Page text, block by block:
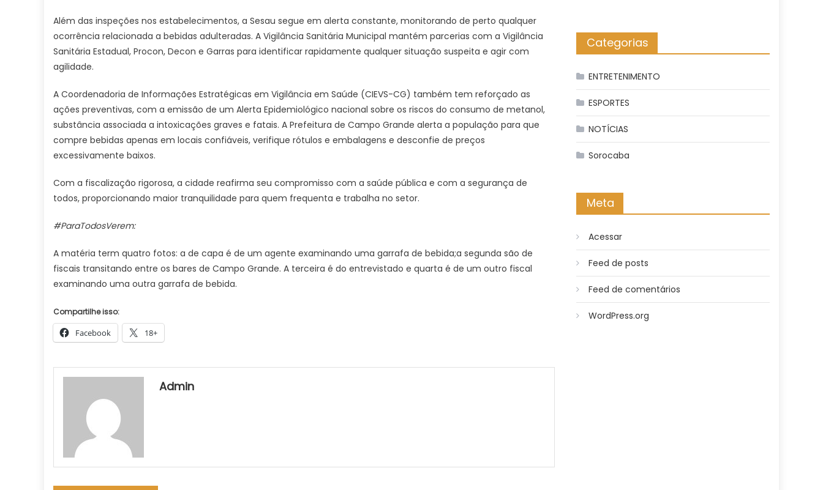
Além das inspeções nos estabelecimentos, a Sesau segue em alerta constante, monitorando de perto qualquer
ocorrência relacionada a bebidas adulteradas. A Vigilância Sanitária Municipal mantém parcerias com a Vigilância
Sanitária Estadual, Procon, Decon e Garras para identificar rapidamente qualquer situação suspeita e agir com
agilidade.
A Coordenadoria de Informações Estratégicas em Vigilância em Saúde (CIEVS-CG) também tem reforçado as
ações preventivas, com a emissão de um Alerta Epidemiológico nacional sobre os riscos do consumo de metanol,
substância associada a intoxicações graves e fatais. A Prefeitura de Campo Grande alerta a população para que
compre bebidas apenas em locais confiáveis, verifique rótulos e embalagens e desconfie de preços
excessivamente baixos.
Com a fiscalização rigorosa, a cidade reafirma seu compromisso com a saúde pública e com a segurança de
todos, proporcionando maior tranquilidade para quem frequenta e trabalha no setor.
#ParaTodosVerem:
A matéria term quatro fotos: a de capa é de um agente examinando uma garrafa de bebida;a segunda são de
fiscais transitando entre os bares de Campo Grande. A terceira é do entrevistado e quarta é de um outro fiscal
examinando uma outra garrafa de bebida.
Compartilhe isso:
Facebook 18+
Admin
Categorias
ENTRETENIMENTO
ESPORTES
NOTÍCIAS
Sorocaba
Meta
Acessar
Feed de posts
Feed de comentários
WordPress.org